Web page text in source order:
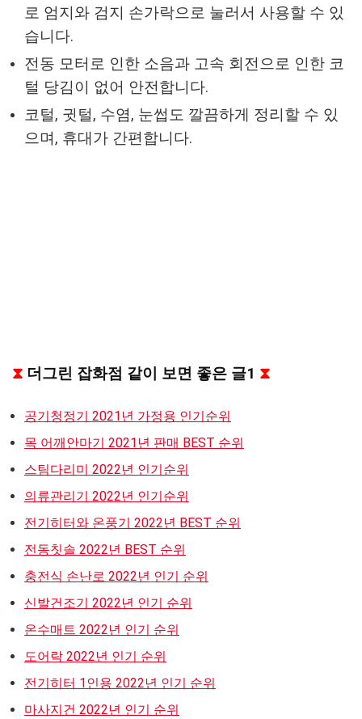
로 엄지와 검지 손가락으로 눌러서 사용할 수 있
습니다.
전동 모터로 인한 소음과 고속 회전으로 인한 코
털 당김이 없어 안전합니다.
코털, 귓털, 수염, 눈썹도 깔끔하게 정리할 수 있
으며, 휴대가 간편합니다.
⧗ 더그린 잡화점 같이 보면 좋은 글1 ⧗
공기청정기 2021년 가정용 인기순위
목 어깨안마기 2021년 판매 BEST 순위
스팀다리미 2022년 인기순위
의류관리기 2022년 인기순위
전기히터와 온풍기 2022년 BEST 순위
전동칫솔 2022년 BEST 순위
충전식 손난로 2022년 인기 순위
신발건조기 2022년 인기 순위
온수매트 2022년 인기 순위
도어락 2022년 인기 순위
전기히터 1인용 2022년 인기 순위
마사지건 2022년 인기 순위